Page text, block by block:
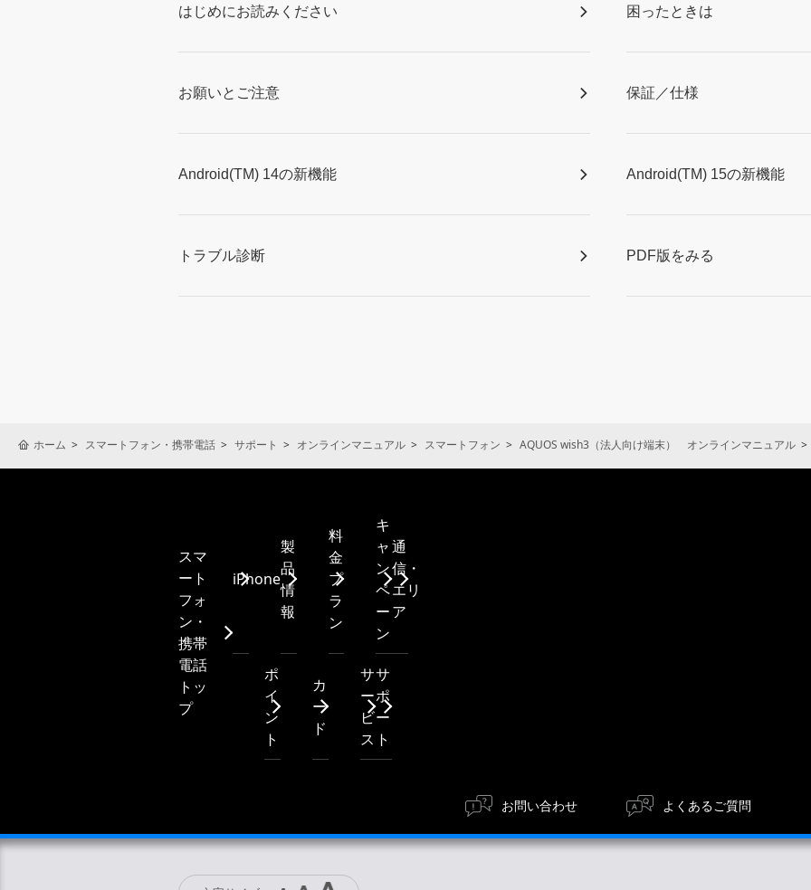
はじめにお読みください 困ったときは
お願いとご注意 保証／仕様
Android(TM) 14の新機能 Android(TM) 15の新機能
トラブル診断 PDF版をみる
ホーム スマートフォン・携帯電話 サポート オンラインマニュアル スマートフォン AQUOS wish3（法人向け端末） オンラインマニュアル
スマ
ート
フォ
ン・
携帯
電話
トッ
プ
iPhone
製
品
情
報
料
金
プ
ラ
ン
キ
ャ
ン
ペ
ー
ン
通
信・
エリ
ア
ポ
イ
ン
ト
カ
ー
ド
サ
ー
ビ
ス
サ
ポ
ー
ト
お問い合わせ よくあるご質問